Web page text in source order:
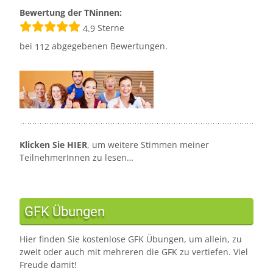
Bewertung der TNinnen:
4.9 Sterne
bei 112 abgegebenen Bewertungen.
Klicken Sie HIER, um weitere Stimmen meiner
TeilnehmerInnen zu lesen…
GFK Übungen
Hier finden Sie kostenlose GFK Übungen, um allein, zu
zweit oder auch mit mehreren die GFK zu vertiefen. Viel
Freude damit!